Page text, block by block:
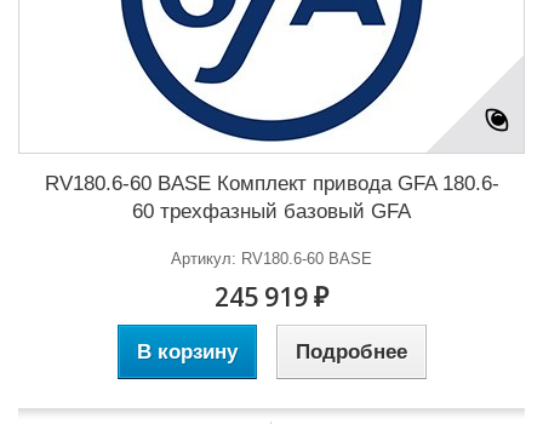
RV180.6-60 BASE Комплект привода GFA 180.6-
60 трехфазный базовый GFA
Артикул: RV180.6-60 BASE
245 919 ₽
В корзину Подробнее